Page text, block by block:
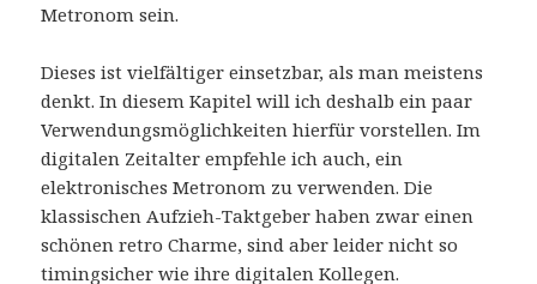
Metronom sein.
Dieses ist vielfältiger einsetzbar, als man meistens
denkt. In diesem Kapitel will ich deshalb ein paar
Verwendungsmöglichkeiten hierfür vorstellen. Im
digitalen Zeitalter empfehle ich auch, ein
elektronisches Metronom zu verwenden. Die
klassischen Aufzieh-Taktgeber haben zwar einen
schönen retro Charme, sind aber leider nicht so
timingsicher wie ihre digitalen Kollegen.